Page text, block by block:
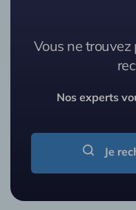
Vous ne trouvez
Nos experts
Je